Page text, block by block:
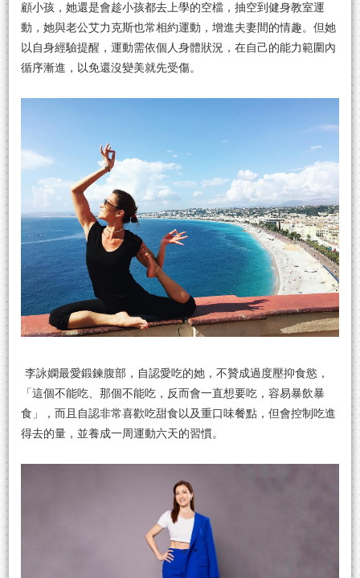
顧小孩，她還是會趁小孩都去上學的空檔，抽空到健身教室運
動，她與老公艾力克斯也常相約運動，增進夫妻間的情趣。但她
以自身經驗提醒，運動需依個人身體狀況，在自己的能力範圍內
循序漸進，以免還沒變美就先受傷。
李詠嫻最愛鍛鍊腹部，自認愛吃的她，不贊成過度壓抑食慾，
「這個不能吃、那個不能吃，反而會一直想要吃，容易暴飲暴
食」，而且自認非常喜歡吃甜食以及重口味餐點，但會控制吃進
得去的量，並養成一周運動六天的習慣。